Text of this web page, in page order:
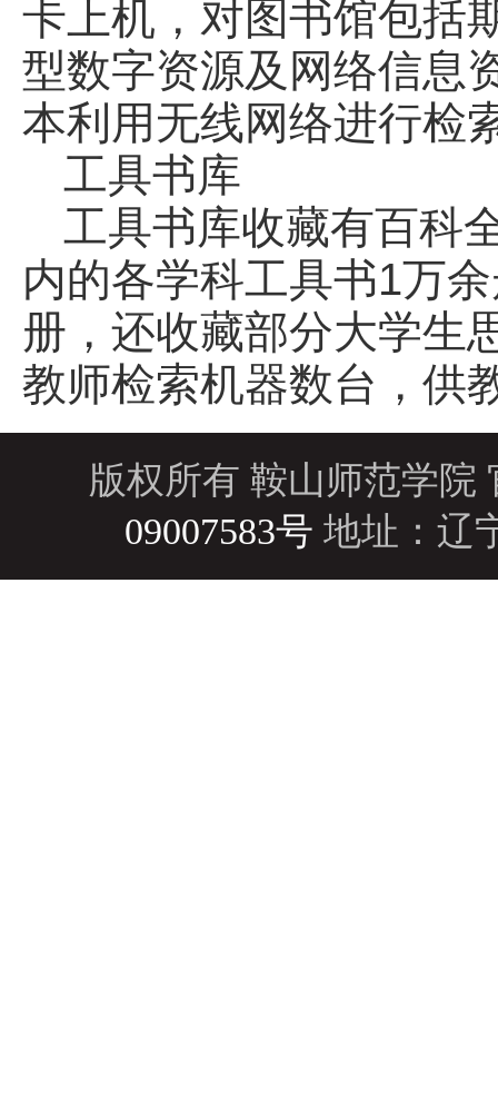
卡上机，对图书馆包括
型数字资源及网络信息
本利用无线网络进行检
工具书库
工具书库收藏有百科
内的各学科工具书1万
册，还收藏部分大学生
教师检索机器数台，供
版权所有 鞍山师范学院
09007583号 地址：辽